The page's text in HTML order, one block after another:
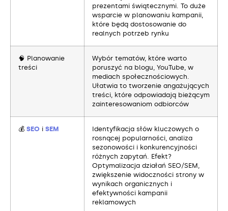
prezentami świątecznymi. To duże
wsparcie w planowaniu kampanii,
które będą dostosowanie do
realnych potrzeb rynku
🧠 Planowanie
treści
Wybór tematów, które warto
poruszyć na blogu, YouTube, w
mediach społecznościowych.
Ułatwia to tworzenie angażujących
treści, które odpowiadają bieżącym
zainteresowaniom odbiorców
💰 SEO i SEM
Identyfikacja słów kluczowych o
rosnącej popularności, analiza
sezonowości i konkurencyjności
różnych zapytań. Efekt?
Optymalizacja działań SEO/SEM,
zwiększenie widoczności strony w
wynikach organicznych i
efektywności kampanii
reklamowych